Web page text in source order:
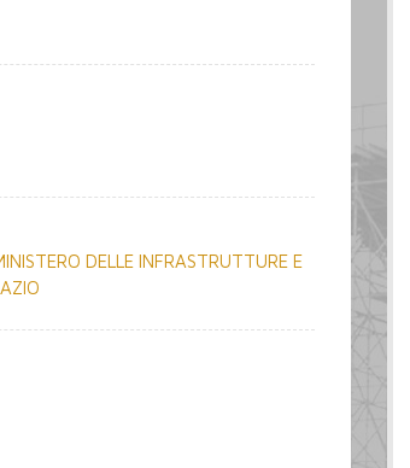
DELLE INFRASTRUTTURE E